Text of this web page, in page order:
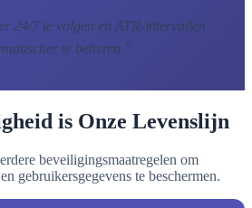
24/7 te volgen en ATR-intervallen
te beheren. "
is Onze Levenslijn
beveiligingsmaatregelen om
gebruikersgegevens te beschermen.